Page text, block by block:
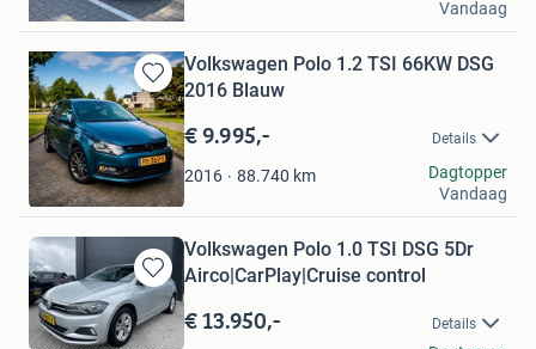
Rotterdam Vandaag
Bewaren
in
Mijn
Favorieten
Volkswagen Polo 1.2 TSI 66KW DSG
2016 Blauw
€ 9.995,- Details
2016 88.740 km
Shahid
Almere
Dagtopper
Vandaag
Bewaren
in
Mijn
Volkswagen Polo 1.0 TSI DSG 5Dr
Airco|CarPlay|Cruise control
€ 13.950,- Details